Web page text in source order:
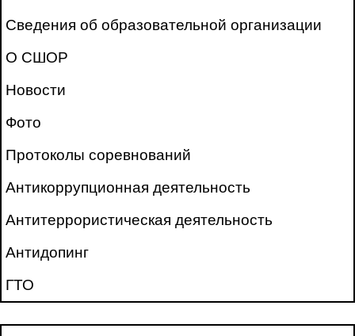
Сведения об образовательной организации
О СШОР
Новости
Фото
Протоколы соревнований
Антикоррупционная деятельность
Антитеррористическая деятельность
Антидопинг
ГТО